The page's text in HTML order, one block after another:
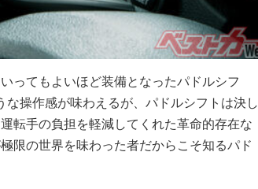
ってもよいほど装備となったパドルシフ
操作感が味わえるが、パドルシフトは決し
転手の負担を軽減してくれた革命的存在な
の世界を味わった者だからこそ知るパド